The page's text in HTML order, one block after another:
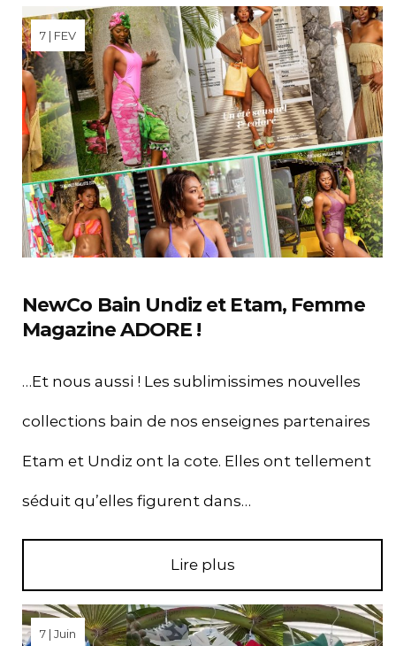
7 | FEV
NewCo Bain Undiz et Etam, Femme
Magazine ADORE !
…Et nous aussi ! Les sublimissimes nouvelles
collections bain de nos enseignes partenaires
Etam et Undiz ont la cote. Elles ont tellement
séduit qu’elles figurent dans…
Lire plus
7 | Juin